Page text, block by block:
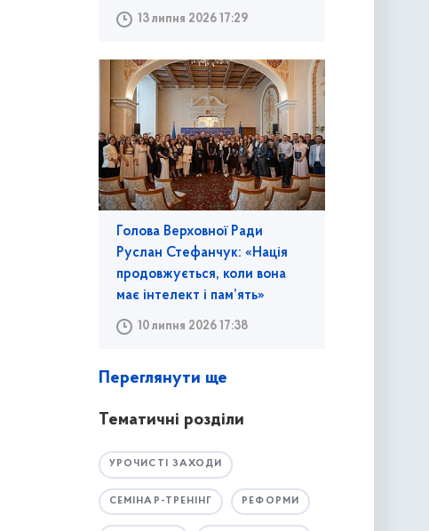
13 липня 2026 17:29
Голова Верховної Ради
Руслан Стефанчук: «Нація
продовжується, коли вона
має інтелект і пам’ять»
10 липня 2026 17:38
Переглянути ще
Тематичні розділи
УРОЧИСТІ ЗАХОДИ
СЕМІНАР-ТРЕНІНГ РЕФОРМИ